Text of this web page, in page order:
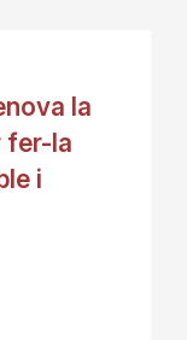
la
fer-la
i